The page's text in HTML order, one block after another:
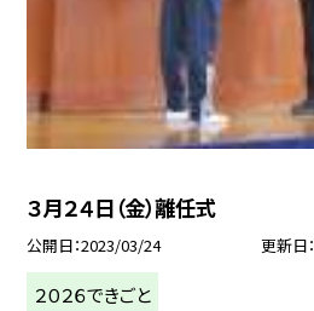
３月２４日（金）離任式
公開日 2023/03/24 更新日
２０２６できごと